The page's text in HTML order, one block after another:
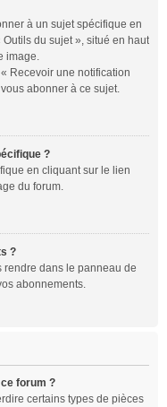
à un sujet spécifique en
du sujet », situé en haut
image.
Recevoir une notification
abonner à ce sujet.
?
en cliquant sur le lien
du forum.
?
rendre dans le panneau de
abonnements.
forum ?
certains types de pièces